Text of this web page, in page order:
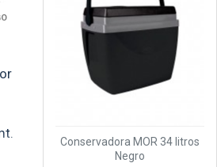
Conservadora MOR 34 litros
Negro